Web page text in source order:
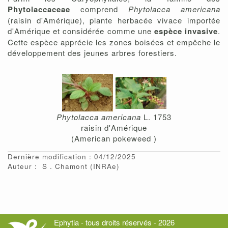
Phytolaccaceae comprend Phytolacca americana
(raisin d'Amérique), plante herbacée vivace importée
d'Amérique et considérée comme une espèce invasive.
Cette espèce apprécie les zones boisées et empêche le
développement des jeunes arbres forestiers.
Phytolacca americana L. 1753
raisin d'Amérique
(American pokeweed )
Dernière modification : 04/12/2025
Auteur :
S Chamont (INRAe)
Ephytia - tous droits réservés - 2026